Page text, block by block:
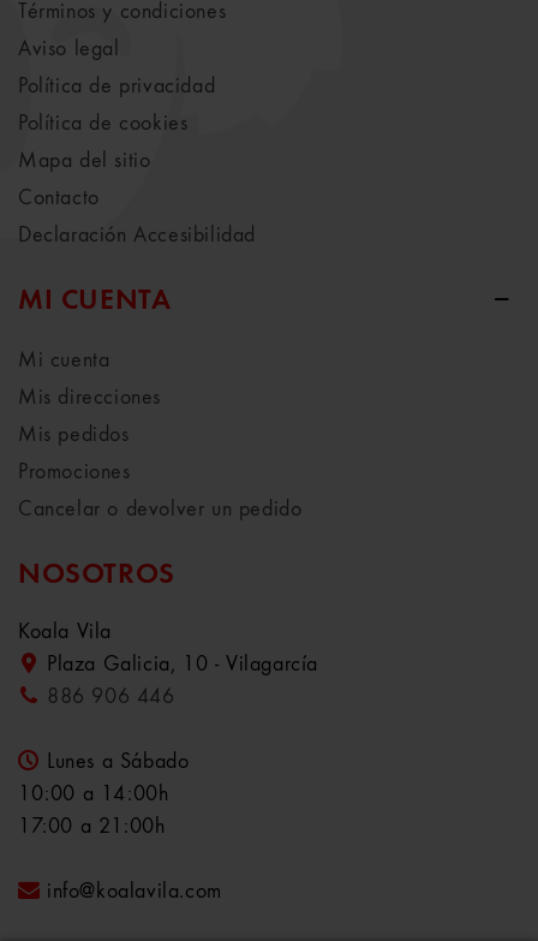
Términos y condiciones
Aviso legal
Política de privacidad
Política de cookies
Mapa del sitio
Contacto
Declaración Accesibilidad
MI CUENTA
Mi cuenta
Mis direcciones
Mis pedidos
Promociones
Cancelar o devolver un pedido
NOSOTROS
Koala Vila
Plaza Galicia, 10 - Vilagarcía
886 906 446
Lunes a Sábado
10:00 a 14:00h
17:00 a 21:00h
info@koalavila.com